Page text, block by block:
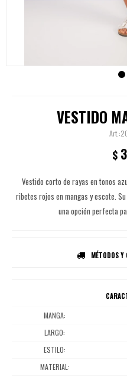
VESTIDO
$
Vestido corto de rayas en tonos
ribetes rojos en mangas y escote.
una opción perfecta
MÉTODOS Y
MANGA
LARGO
ESTILO
MATERIAL